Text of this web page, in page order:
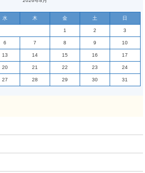
水 木 金 土 日
1 2 3
6 7 8 9 10
13 14 15 16 17
20 21 22 23 24
27 28 29 30
31